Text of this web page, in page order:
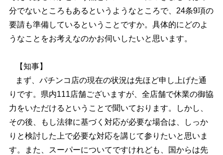
分でないところもあるというようなところで、24条9項の
要請も準備しているということですか。具体的にどのよ
うなことをお考えなのかお伺いしたいと思います。
【知事】
まず、パチンコ店の現在の状況は先ほど申し上げた通
りです。県内111店舗ございますが、全店舗で休業の御協
力をいただけるということで聞いております。しかし、
その後、もし法律に基づく対応が必要な場合は、しっか
りと検討した上で必要な対応を講じて参りたいと思いま
す。また、スーパーについてですけれども、国からは先